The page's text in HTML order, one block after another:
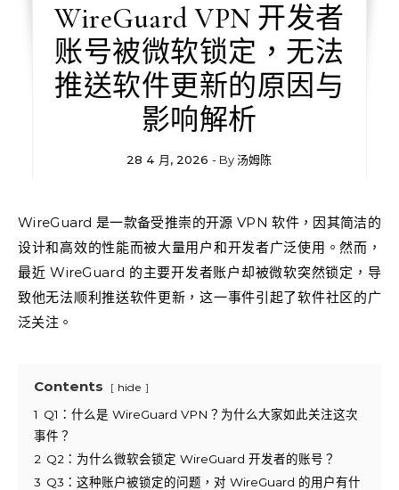
WireGuard VPN 开发者
账号被微软锁定，无法
推送软件更新的原因与
影响解析
28 4 月, 2026 - By汤姆陈
WireGuard 是一款备受推崇的开源 VPN 软件，因其简洁的
设计和高效的性能而被大量用户和开发者广泛使用。然而，
最近 WireGuard 的主要开发者账户却被微软突然锁定，导
致他无法顺利推送软件更新，这一事件引起了软件社区的广
泛关注。
Contents hide
1 Q1：什么是 WireGuard VPN？为什么大家如此关注这次
事件？
2 Q2：为什么微软会锁定 WireGuard 开发者的账号？
3 Q3：这种账户被锁定的问题，对 WireGuard 的用户有什